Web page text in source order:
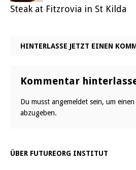
Steak at Fitzrovia in St Kilda
HINTERLASSE JETZT EINEN
Kommentar
Du musst angemeldet sein, um
abzugeben.
ÜBER FUTUREORG INSTITUT